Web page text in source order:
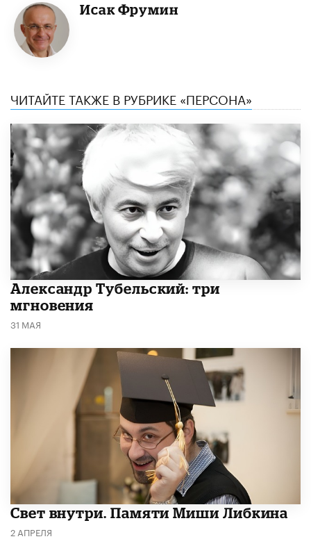
Исак Фрумин
ЧИТАЙТЕ ТАКЖЕ В РУБРИКЕ «ПЕРСОНА»
Александр Тубельский: три
мгновения
31 МАЯ
​Свет внутри. Памяти Миши Либкина
2 АПРЕЛЯ